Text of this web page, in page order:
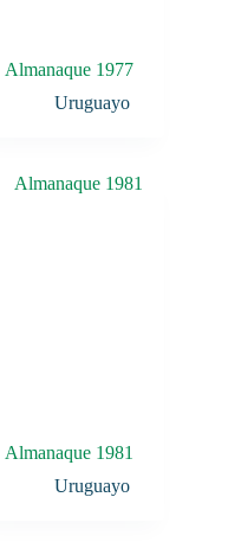
Almanaque 1977
Uruguayo
Almanaque 1981
Uruguayo